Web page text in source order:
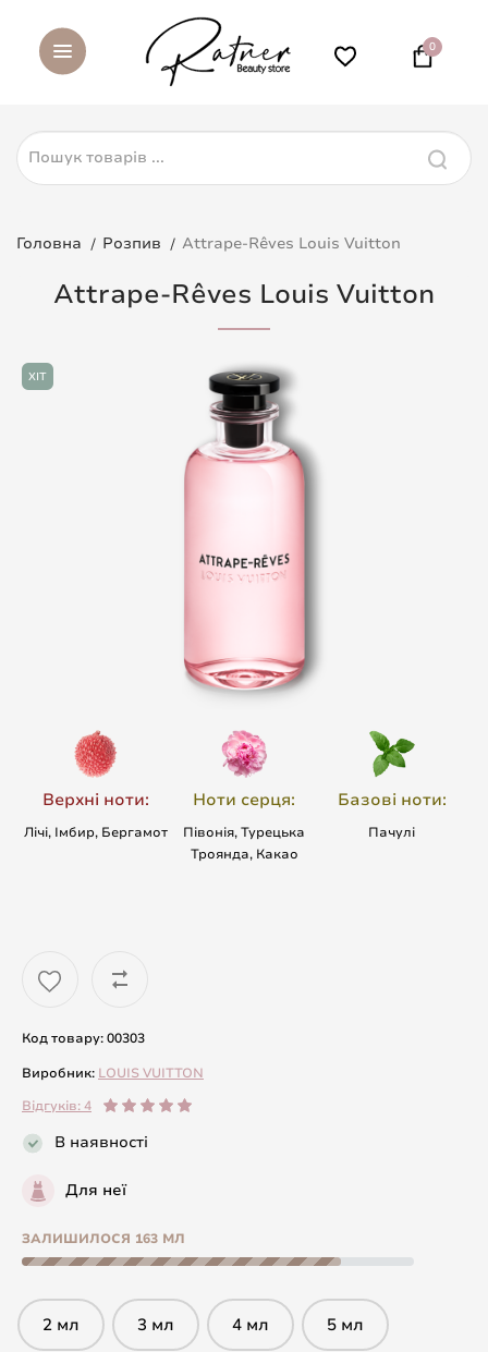
0
Головна Розпив Attrape-Rêves Louis Vuitton
Attrape-Rêves Louis Vuitton
ХІТ
Верхні ноти:
Лічі, Імбир, Бергамот
Ноти серця:
Півонія, Турецька
Троянда, Какао
Базові ноти:
Пачулі
Код товару: 00303
Виробник: LOUIS VUITTON
Відгуків: 4
В наявності
Для неї
ЗАЛИШИЛОСЯ 163 МЛ
2 мл 3 мл 4 мл 5 мл